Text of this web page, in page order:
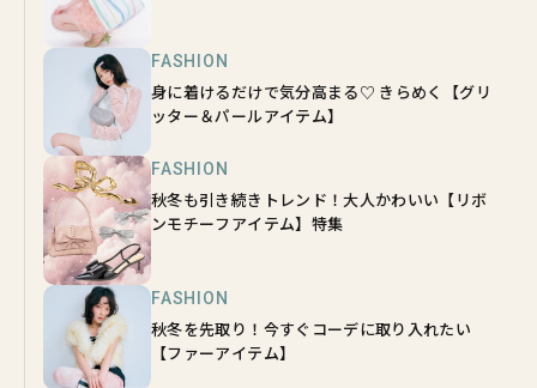
FASHION
身に着けるだけで気分高まる♡ きらめく【グリ
ッター＆パールアイテム】
FASHION
秋冬も引き続きトレンド！大人かわいい【リボ
ンモチーフアイテム】特集
FASHION
秋冬を先取り！今すぐコーデに取り入れたい
【ファーアイテム】